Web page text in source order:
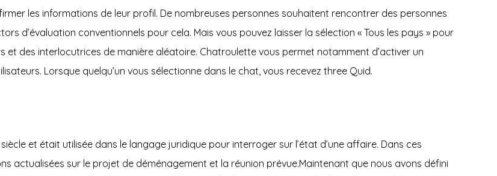
les informations de leur profil. De nombreuses personnes souhaitent rencontrer des personnes
d’évaluation conventionnels pour cela. Mais vous pouvez laisser la sélection « Tous les pays » pour
des interlocutrices de manière aléatoire. Chatroulette vous permet notamment d’activer un
Lorsque quelqu’un vous sélectionne dans le chat, vous recevez three Quid.
et était utilisée dans le langage juridique pour interroger sur l’état d’une affaire. Dans ces
actualisées sur le projet de déménagement et la réunion prévue.Maintenant que nous avons défini